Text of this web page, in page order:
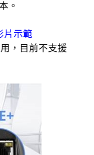
。
片示範
，目前不支援